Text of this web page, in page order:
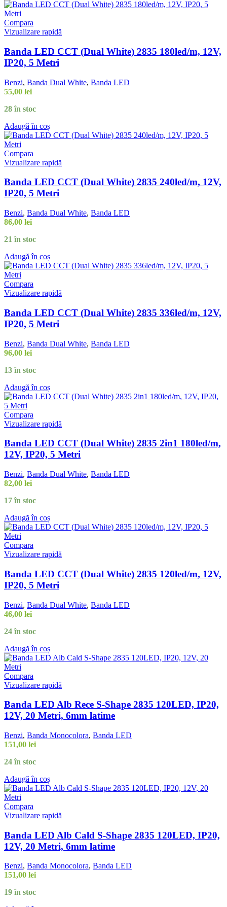
Compara
Vizualizare rapidă
Banda LED CCT (Dual White) 2835 180led/m, 12V,
IP20, 5 Metri
Benzi, Banda Dual White, Banda LED
55,00 lei
28 în stoc
Adaugă în coș
Compara
Vizualizare rapidă
Banda LED CCT (Dual White) 2835 240led/m, 12V,
IP20, 5 Metri
Benzi, Banda Dual White, Banda LED
86,00 lei
21 în stoc
Adaugă în coș
Compara
Vizualizare rapidă
Banda LED CCT (Dual White) 2835 336led/m, 12V,
IP20, 5 Metri
Benzi, Banda Dual White, Banda LED
96,00 lei
13 în stoc
Adaugă în coș
Compara
Vizualizare rapidă
Banda LED CCT (Dual White) 2835 2in1 180led/m,
12V, IP20, 5 Metri
Benzi, Banda Dual White, Banda LED
82,00 lei
17 în stoc
Adaugă în coș
Compara
Vizualizare rapidă
Banda LED CCT (Dual White) 2835 120led/m, 12V,
IP20, 5 Metri
Benzi, Banda Dual White, Banda LED
46,00 lei
24 în stoc
Adaugă în coș
Compara
Vizualizare rapidă
Banda LED Alb Rece S-Shape 2835 120LED, IP20,
12V, 20 Metri, 6mm latime
Benzi, Banda Monocolora, Banda LED
151,00 lei
24 în stoc
Adaugă în coș
Compara
Vizualizare rapidă
Banda LED Alb Cald S-Shape 2835 120LED, IP20,
12V, 20 Metri, 6mm latime
Benzi, Banda Monocolora, Banda LED
151,00 lei
19 în stoc